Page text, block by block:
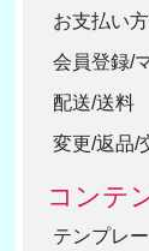
お支払い
会員登録/
配送/送料
変更/返品/
コンテ
テンプレー